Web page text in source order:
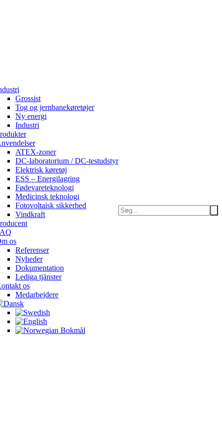
Grossist
Tog og jernbanekøretøjer
Ny energi
Industri
ATEX-zoner
DC-laboratorium / DC-testudstyr
Elektrisk køretøj
ESS – Energilagring
Fødevareteknologi
Medicinsk teknologi
Fotovoltaisk sikkerhed
Vindkraft
os
Referenser
Nyheder
Dokumentation
Lediga tjänster
os
Medarbejdere